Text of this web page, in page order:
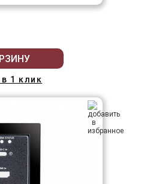
в 1 клик